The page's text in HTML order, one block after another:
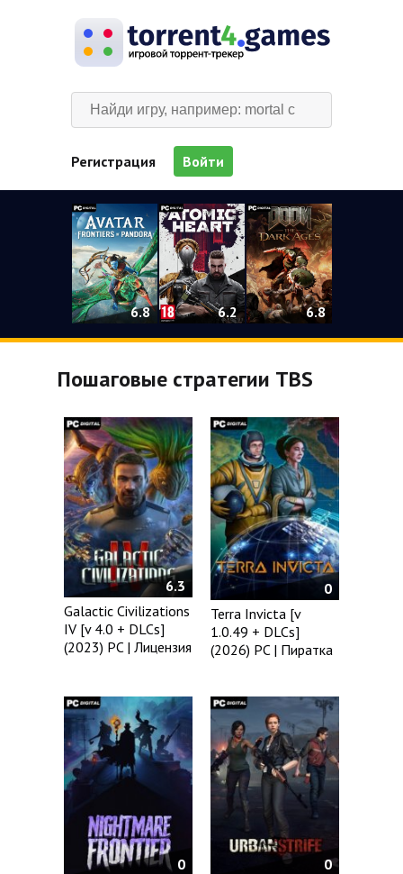
Регистрация Войти
6.8 6.2 6.8
Пошаговые стратегии TBS
6.3
Galactic Civilizations
IV [v 4.0 + DLCs]
(2023) PC | Лицензия
0
Terra Invicta [v
1.0.49 + DLCs]
(2026) PC | Пиратка
0
0